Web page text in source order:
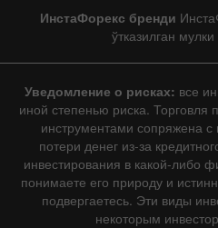
ИнстаФорекс бренди
ўтказилган
Уведомление о рисках: все
иной степенью риска.
инструментами сопряжена
потери денег из-за
инвестирования в какой-либо
понимаете его природу и
подвергаетесь. Эти виды
некоторым